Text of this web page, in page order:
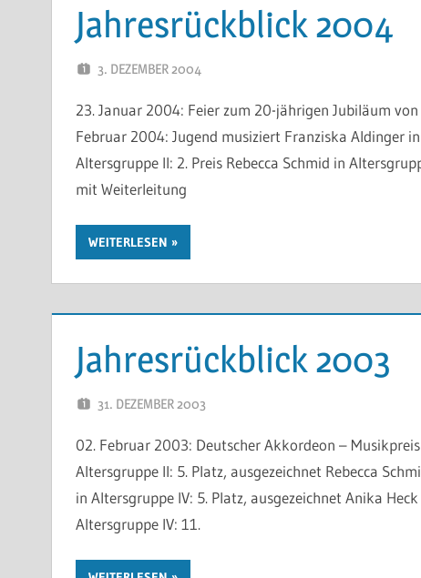
Jahresrückblick 2004
3. DEZEMBER 2004
23. Januar 2004: Feier zum 20-jährigen Jubiläum
Februar 2004: Jugend musiziert Franziska Aldinger
Altersgruppe II: 2. Preis Rebecca Schmid in
mit Weiterleitung
WEITERLESEN
Jahresrückblick 2003
31. DEZEMBER 2003
02. Februar 2003: Deutscher Akkordeon –
Altersgruppe II: 5. Platz, ausgezeichnet Rebecca
in Altersgruppe IV: 5. Platz, ausgezeichnet Anika
Altersgruppe IV: 11.